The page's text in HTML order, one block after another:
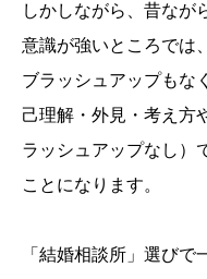
しかしながら、昔なが
意識が強いところでは
ブラッシュアップもな
己理解・外見・考え方
ラッシュアップなし）
ことになります。
「結婚相談所」選び